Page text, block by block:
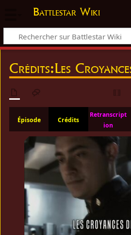
Battlestar Wiki
Crédits:Les
Épisode Crédits
Retranscript
ion